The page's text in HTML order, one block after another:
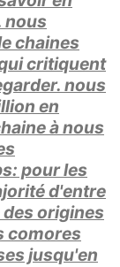
nous
chaines
critiquent
nous
en
à nous
pour les
d'entre
origines
comores
jusqu'en